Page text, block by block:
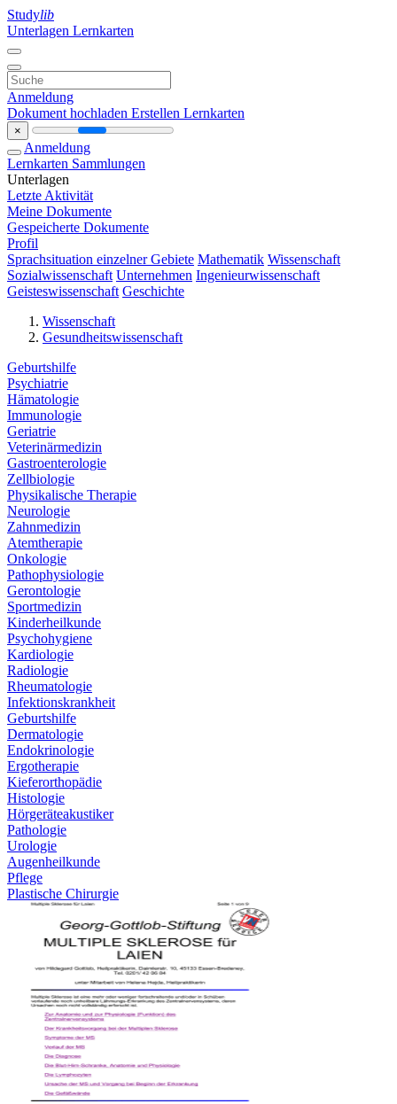
Studylib
Unterlagen Lernkarten
Anmeldung
Dokument hochladen Erstellen Lernkarten
×
Anmeldung
Lernkarten Sammlungen
Unterlagen
Letzte Aktivität
Meine Dokumente
Gespeicherte Dokumente
Profil
Sprachsituation einzelner Gebiete Mathematik Wissenschaft
Sozialwissenschaft Unternehmen Ingenieurwissenschaft
Geisteswissenschaft Geschichte
Wissenschaft
Gesundheitswissenschaft
Geburtshilfe
Psychiatrie
Hämatologie
Immunologie
Geriatrie
Veterinärmedizin
Gastroenterologie
Zellbiologie
Physikalische Therapie
Neurologie
Zahnmedizin
Atemtherapie
Onkologie
Pathophysiologie
Gerontologie
Sportmedizin
Kinderheilkunde
Psychohygiene
Kardiologie
Radiologie
Rheumatologie
Infektionskrankheit
Geburtshilfe
Dermatologie
Endokrinologie
Ergotherapie
Kieferorthopädie
Histologie
Hörgeräteakustiker
Pathologie
Urologie
Augenheilkunde
Pflege
Plastische Chirurgie